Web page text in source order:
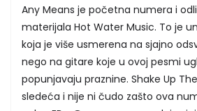
Any Means je početna numera i
materijala Hot Water Music. To je
koja je više usmerena na sjajno
nego na gitare koje u ovoj pesmi
popunjavaju praznine. Shake Up
sledeća i nije ni čudo zašto ova